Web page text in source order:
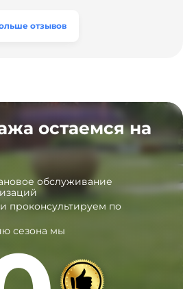
ищет надёжных
отзывов
остаемся на
обслуживание
проконсультируем по
сезона мы